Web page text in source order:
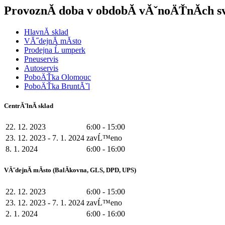
ProvoznĂ­ doba v obdobĂ­ vĂˇnoÄŤnĂ­ch
HlavnĂ­ sklad
VĂ˝dejnĂ­ mĂ­sto
Prodejna Ĺ umperk
Pneuservis
Autoservis
PoboÄŤka Olomouc
PoboÄŤka BruntĂˇl
CentrĂˇlnĂ­ sklad
22. 12. 2023
6:00 - 15:00
23. 12. 2023 - 7. 1. 2024 zavĹ™eno
8. 1. 2024
6:00 - 16:00
VĂ˝dejnĂ­ mĂ­sto (BalĂ­kovna, GLS, DPD, UPS)
22. 12. 2023
6:00 - 15:00
23. 12. 2023 - 7. 1. 2024 zavĹ™eno
2. 1. 2024
6:00 - 16:00